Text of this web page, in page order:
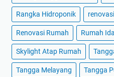
Rangka Hidroponik
Renovasi Rumah Rumah
Skylight Atap Rumah
Tangga Melayang Tangga